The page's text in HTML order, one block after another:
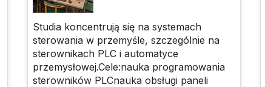
Studia koncentrują się na systemach
sterowania w przemyśle, szczególnie na
sterownikach PLC i automatyce
przemysłowej.Cele:nauka programowania
sterowników PLCnauka obsługi paneli